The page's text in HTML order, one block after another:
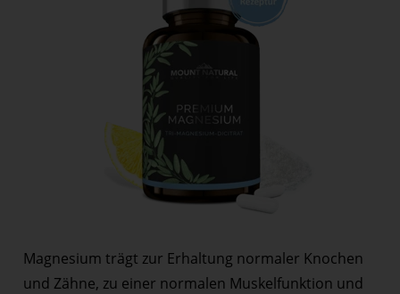
Magnesium trägt zur Erhaltung normaler Knochen
und Zähne, zu einer normalen Muskelfunktion und